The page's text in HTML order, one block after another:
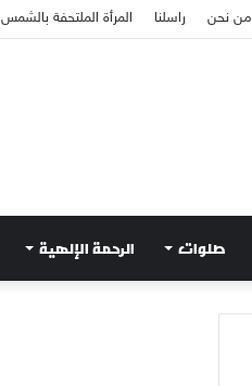
من نحن راسلنا المرأة الملتحفة بالشمس
صلوات الرحمة الإلهية